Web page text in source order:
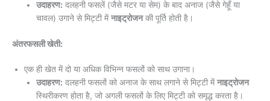
उदाहरण: दलहनी फसलें (जैसे मटर या सेम) के बाद अनाज (जैसे गेहूँ या
चावल) उगाने से मिट्टी मेंनाइट्रोजनकी पूर्ति होती है।
अंतरफसली खेती:
एक ही खेत में दो या अधिक विभिन्न फसलों को साथ उगाना।
उदाहरण: दलहनी फसलों को अनाज के साथ लगाने से मिट्टी मेंनाइट्रोजन
स्थिरीकरण होता है, जो अगली फसलों के लिए मिट्टी को समृद्ध करता है।